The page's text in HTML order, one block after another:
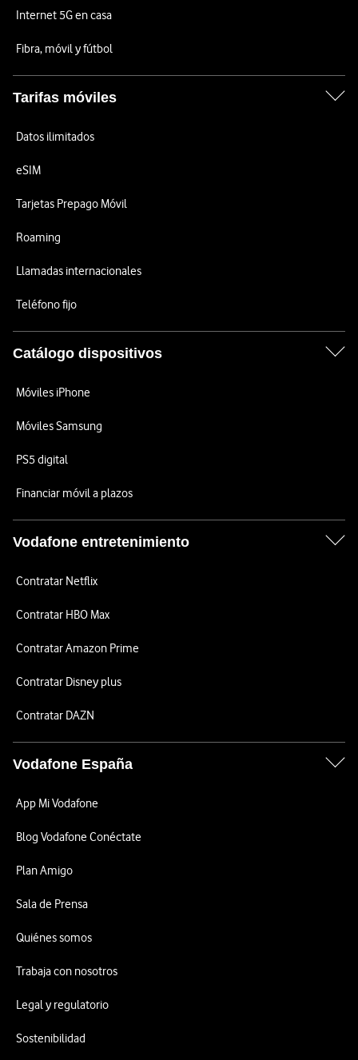
Internet 5G en casa
Fibra, móvil y fútbol
Tarifas móviles
Datos ilimitados
eSIM
Tarjetas Prepago Móvil
Roaming
Llamadas internacionales
Teléfono fijo
Catálogo dispositivos
Móviles iPhone
Móviles Samsung
PS5 digital
Financiar móvil a plazos
Vodafone entretenimiento
Contratar Netflix
Contratar HBO Max
Contratar Amazon Prime
Contratar Disney plus
Contratar DAZN
Vodafone España
App Mi Vodafone
Blog Vodafone Conéctate
Plan Amigo
Sala de Prensa
Quiénes somos
Trabaja con nosotros
Legal y regulatorio
Sostenibilidad